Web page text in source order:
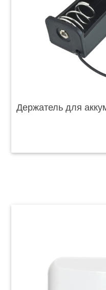
Держатель для